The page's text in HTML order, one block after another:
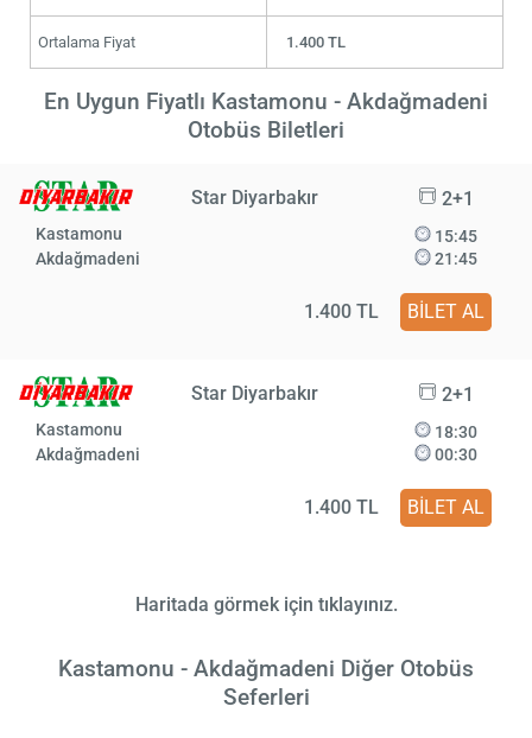
Ortalama Fiyat 1.400 TL
En Uygun Fiyatlı Kastamonu - Akdağmadeni
Otobüs Biletleri
Star Diyarbakır 2+1
Kastamonu
Akdağmadeni
15:45
21:45
1.400 TL BİLET AL
Star Diyarbakır 2+1
Kastamonu
Akdağmadeni
18:30
00:30
1.400 TL BİLET AL
Haritada görmek için tıklayınız.
Kastamonu - Akdağmadeni Diğer Otobüs
Seferleri